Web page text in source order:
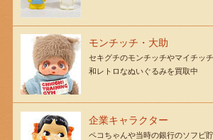
モンチッチ・大助
セキグチのモンチッチやマイチッ
和レトロなぬいぐるみを買取中
企業キャラクター
ペコちゃんや当時の銀行のソフビ